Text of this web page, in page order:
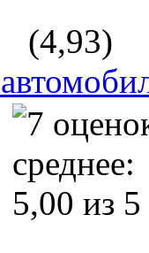
(4,93)